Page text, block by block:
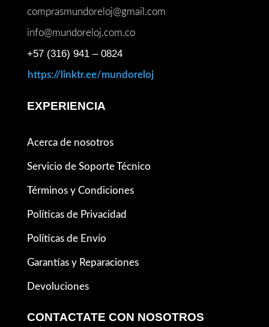
comprasmundoreloj@gmail.com
info@mundoreloj.com.co
+57 (316) 941 – 0824
https://linktr.ee/mundoreloj
EXPERIENCIA
Acerca de nosotros
Servicio de Soporte Técnico
Términos y Condiciones
Políticas de Privacidad
Políticas de Envío
Garantías y Reparaciones
Devoluciones
CONTACTATE CON NOSOTROS